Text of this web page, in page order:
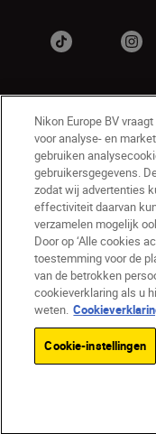
NL Nikon
Contact opnemen
Nikon Store -
Cookieverklaring
Cookie-
© 2026 Nikon
Nikon Europe BV
voor analyse- en
gebruiken
gebruikersgegevens.
zodat wij advertenties
effectiviteit daarvan
verzamelen mogelijk
Door op ‘Alle cookies
toestemming voor de
van de betrokken
cookieverklaring als u
weten.
Cookie-instellingen